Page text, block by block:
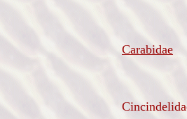
Carabidae